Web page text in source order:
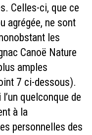
Celles-ci, que ce
agrégée, ne sont
les
Canoë Nature
amples
7 ci-dessous).
quelconque de
à la
personnelles des